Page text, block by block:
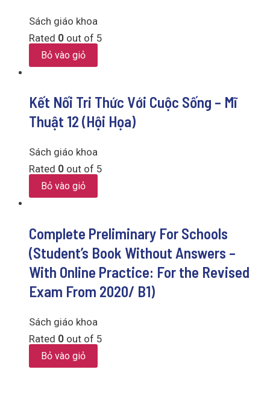
Sách giáo khoa
Rated 0 out of 5
Bỏ vào giỏ
Kết Nối Tri Thức Với Cuộc Sống – Mĩ
Thuật 12 (Hội Họa)
Sách giáo khoa
Rated 0 out of 5
Bỏ vào giỏ
Complete Preliminary For Schools
(Student’s Book Without Answers –
With Online Practice: For the Revised
Exam From 2020/ B1)
Sách giáo khoa
Rated 0 out of 5
Bỏ vào giỏ